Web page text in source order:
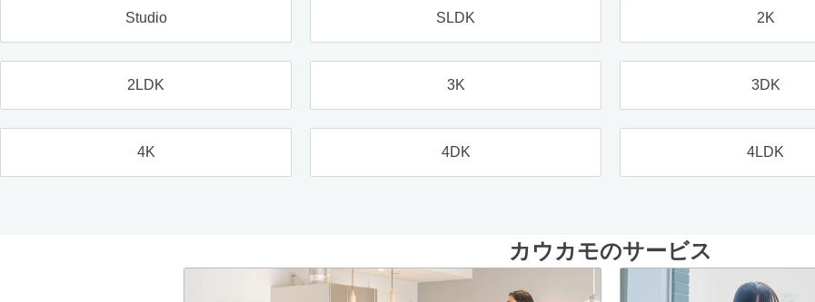
Studio SLDK 2K
2LDK 3K 3DK
4K 4DK 4LDK
カウカモのサービス